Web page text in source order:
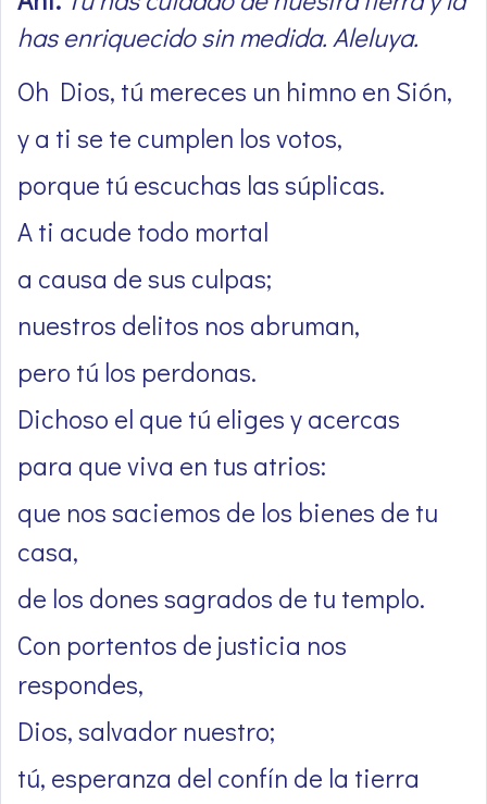
has enriquecido sin medida. Aleluya.
Oh Dios, tú mereces un himno en Sión,
y a ti se te cumplen los votos,
porque tú escuchas las súplicas.
A ti acude todo mortal
a causa de sus culpas;
nuestros delitos nos abruman,
pero tú los perdonas.
Dichoso el que tú eliges y acercas
para que viva en tus atrios:
que nos saciemos de los bienes de tu
casa,
de los dones sagrados de tu templo.
Con portentos de justicia nos
respondes,
Dios, salvador nuestro;
tú, esperanza del confín de la tierra